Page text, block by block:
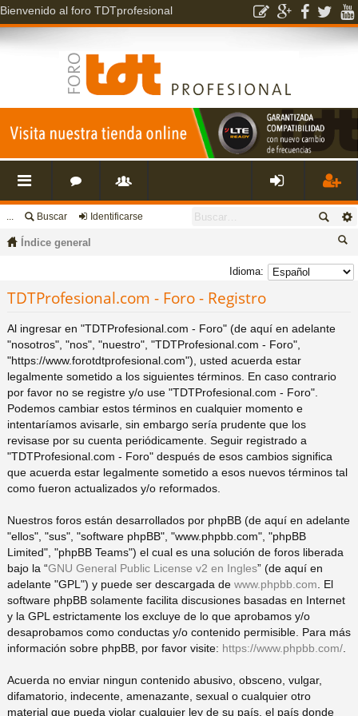
Bienvenido al foro TDTprofesional
nl
es
rá
pi
do
s
o
s
s
a
ri
o
nti
ar
se
eg
ist
e
... Buscar Identificarse
Índice general
us
Idioma:
TDTProfesional.com - Foro - Registro
Al ingresar en "TDTProfesional.com - Foro" (de aquí en adelante
"nosotros", "nos", "nuestro", "TDTProfesional.com - Foro",
"https://www.forotdtprofesional.com"), usted acuerda estar
legalmente sometido a los siguientes términos. En caso contrario
por favor no se registre y/o use "TDTProfesional.com - Foro".
Podemos cambiar estos términos en cualquier momento e
intentaríamos avisarle, sin embargo sería prudente que los
revisase por su cuenta periódicamente. Seguir registrado a
"TDTProfesional.com - Foro" después de esos cambios significa
que acuerda estar legalmente sometido a esos nuevos términos tal
como fueron actualizados y/o reformados.
Nuestros foros están desarrollados por phpBB (de aquí en adelante
"ellos", "sus", "software phpBB", "www.phpbb.com", "phpBB
Limited", "phpBB Teams") el cual es una solución de foros liberada
bajo la “GNU General Public License v2 en Ingles” (de aquí en
adelante "GPL") y puede ser descargada de www.phpbb.com . El
software phpBB solamente facilita discusiones basadas en Internet
y la GPL estrictamente los excluye de lo que aprobamos y/o
desaprobamos como conductas y/o contenido permisible. Para más
información sobre phpBB, por favor visite: https://www.phpbb.com/
Acuerda no enviar ningun contenido abusivo, obsceno, vulgar,
difamatorio, indecente, amenazante, sexual o cualquier otro
material que pueda violar cualquier ley de su país, el país donde